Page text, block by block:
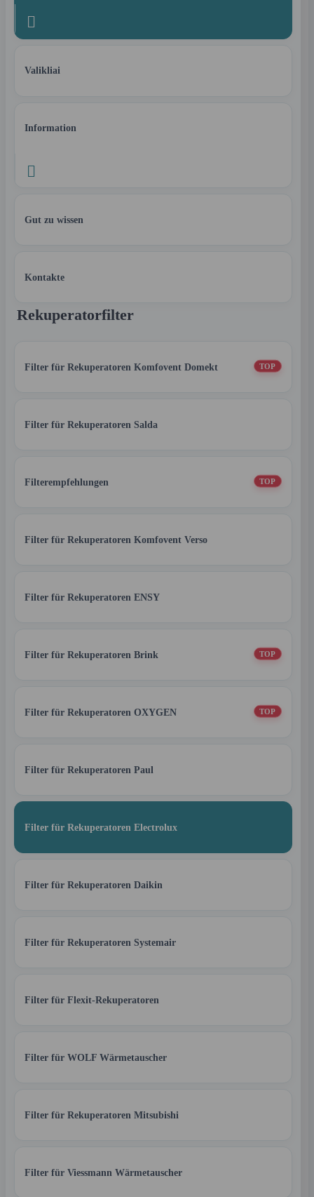

Valikliai
Information

Gut zu wissen
Kontakte
Rekuperatorfilter
Filter für Rekuperatoren Komfovent Domekt TOP
Filter für Rekuperatoren Salda
Filterempfehlungen TOP
Filter für Rekuperatoren Komfovent Verso
Filter für Rekuperatoren ENSY
Filter für Rekuperatoren Brink TOP
Filter für Rekuperatoren OXYGEN TOP
Filter für Rekuperatoren Paul
Filter für Rekuperatoren Electrolux
Filter für Rekuperatoren Daikin
Filter für Rekuperatoren Systemair
Filter für Flexit-Rekuperatoren
Filter für WOLF Wärmetauscher
Filter für Rekuperatoren Mitsubishi
Filter für Viessmann Wärmetauscher